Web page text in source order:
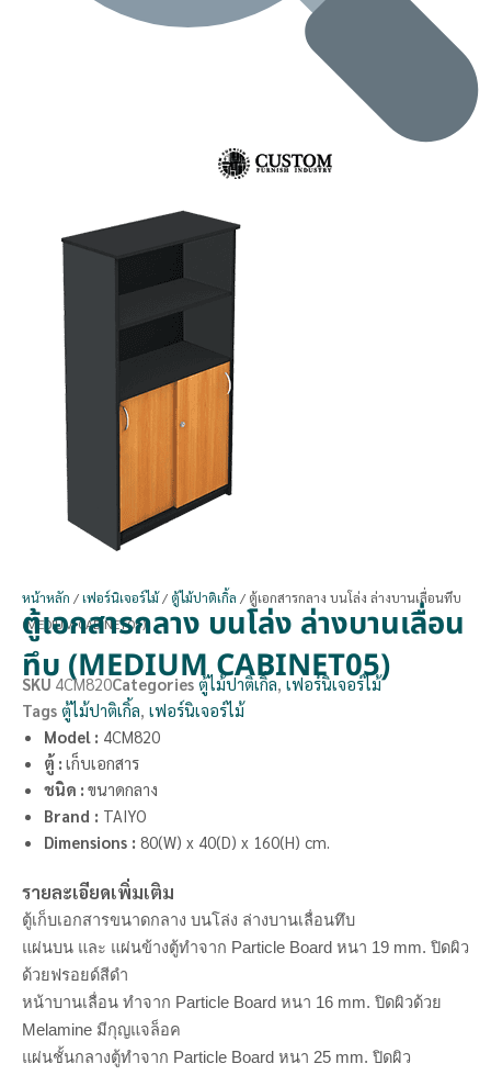
หน้าหลัก /เฟอร์นิเจอร์ไม้/ ตู้ไม้ปาติเกิ้ล / ตู้เอกสารกลาง บนโล่ง ล่างบานเลื่อนทึบ
(MEDIUM CABINET05)
ตู้เอกสารกลาง บนโล่ง ล่างบานเลื่อน
ทึบ (MEDIUM CABINET05)
SKU4CM820Categories ตู้ไม้ปาติเกิ้ล, เฟอร์นิเจอร์ไม้
Tags ตู้ไม้ปาติเกิ้ล, เฟอร์นิเจอร์ไม้
Model : 4CM820
ตู้ : เก็บเอกสาร
ชนิด : ขนาดกลาง
Brand : TAIYO
Dimensions : 80(W) x 40(D) x 160(H) cm.
รายละเอียดเพิ่มเติม
ตู้เก็บเอกสารขนาดกลาง บนโล่ง ล่างบานเลื่อนทึบ
แผ่นบน และ แผ่นข้างตู้ทำจาก Particle Board หนา 19 mm. ปิดผิว
ด้วยฟรอยด์สีดำ
หน้าบานเลื่อน ทำจาก Particle Board หนา 16 mm. ปิดผิวด้วย
Melamine มีกุญแจล็อค
แผ่นชั้นกลางตู้ทำจาก Particle Board หนา 25 mm. ปิดผิว